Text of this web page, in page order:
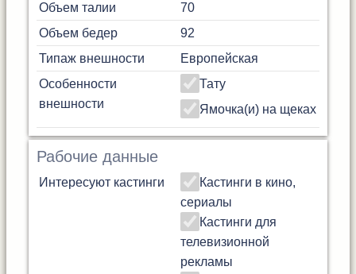
Объем талии
70
Объем бедер
92
Типаж внешности
Европейская
Особенности
внешности
Тату
Ямочка(и) на щеках
Рабочие данные
Интересуют кастинги
Кастинги в кино,
сериалы
Кастинги для
телевизионной
рекламы